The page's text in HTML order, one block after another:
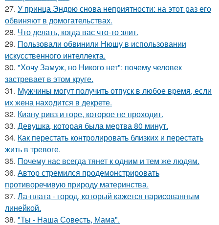
27. У принца Эндрю снова неприятности: на этот раз его
обвиняют в домогательствах.
28. Что делать, когда вас что-то злит.
29. Пользовали обвинили Нюшу в использовании
искусственного интеллекта.
30. "Хочу Замуж, но Никого нет": почему человек
застревает в этом круге.
31. Мужчины могут получить отпуск в любое время, если
их жена находится в декрете.
32. Киану ривз и горе, которое не проходит.
33. Девушка, которая была мертва 80 минут.
34. Как перестать контролировать близких и перестать
жить в тревоге.
35. Почему нас всегда тянет к одним и тем же людям.
36. Автор стремился продемонстрировать
противоречивую природу материнства.
37. Ла-плата - город, который кажется нарисованным
линейкой.
38. "Ты - Наша Совесть, Мама".